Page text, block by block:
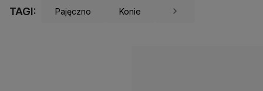
TAGI: Pajęczno Konie